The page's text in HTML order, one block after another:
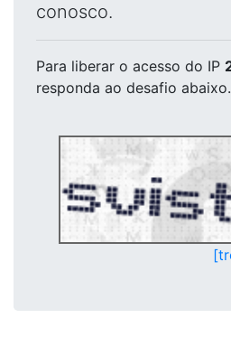
conosco.
Para liberar o acesso do IP
responda ao desafio abaixo.